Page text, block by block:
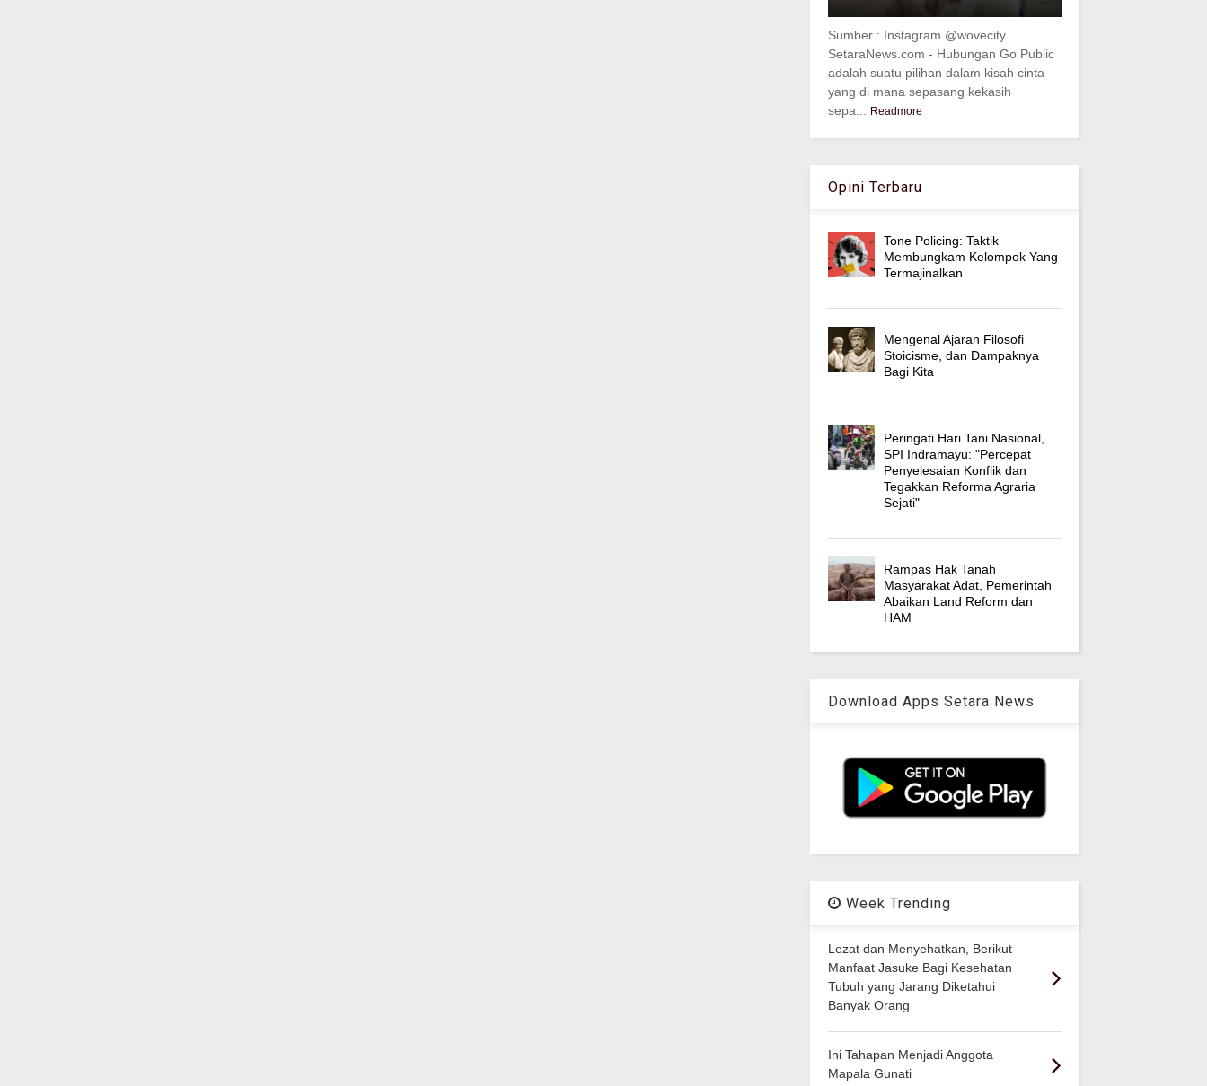
Sumber : Instagram @wovecity
SetaraNews.com - Hubungan Go Public
adalah suatu pilihan dalam kisah cinta
yang di mana sepasang kekasih
sepa...
Readmore
Opini Terbaru
Tone Policing: Taktik
Membungkam Kelompok Yang
Termajinalkan
Mengenal Ajaran Filosofi
Stoicisme, dan Dampaknya
Bagi Kita
Peringati Hari Tani Nasional,
SPI Indramayu: "Percepat
Penyelesaian Konflik dan
Tegakkan Reforma Agraria
Sejati"
Rampas Hak Tanah
Masyarakat Adat, Pemerintah
Abaikan Land Reform dan
HAM
Download Apps Setara News
Week Trending
Lezat dan Menyehatkan, Berikut
Manfaat Jasuke Bagi Kesehatan
Tubuh yang Jarang Diketahui
Banyak Orang
Ini Tahapan Menjadi Anggota
Mapala Gunati